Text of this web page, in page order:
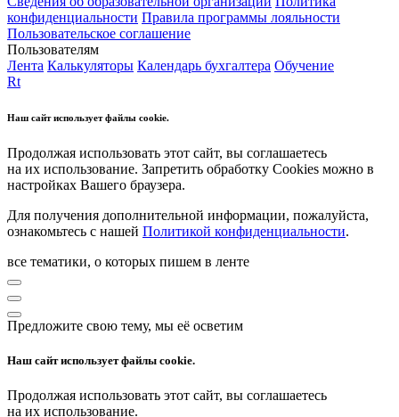
конфиденциальности Правила программы лояльности
Пользовательское соглашение
Пользователям
Лента Калькуляторы Календарь бухгалтера Обучение
Rt
Наш сайт использует файлы cookie.
Продолжая использовать этот сайт, вы соглашаетесь
на их использование. Запретить обработку Cookies можно в
настройках Вашего браузера.
Для получения дополнительной информации, пожалуйста,
ознакомьтесь с нашей Политикой конфиденциальности.
все тематики, о которых пишем в ленте
Предложите свою тему, мы её осветим
Наш сайт использует файлы cookie.
Продолжая использовать этот сайт, вы соглашаетесь
на их использование.